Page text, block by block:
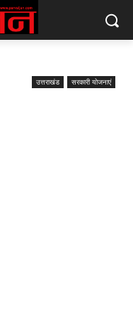
उत्तराखंड सरकारी योजनाएं